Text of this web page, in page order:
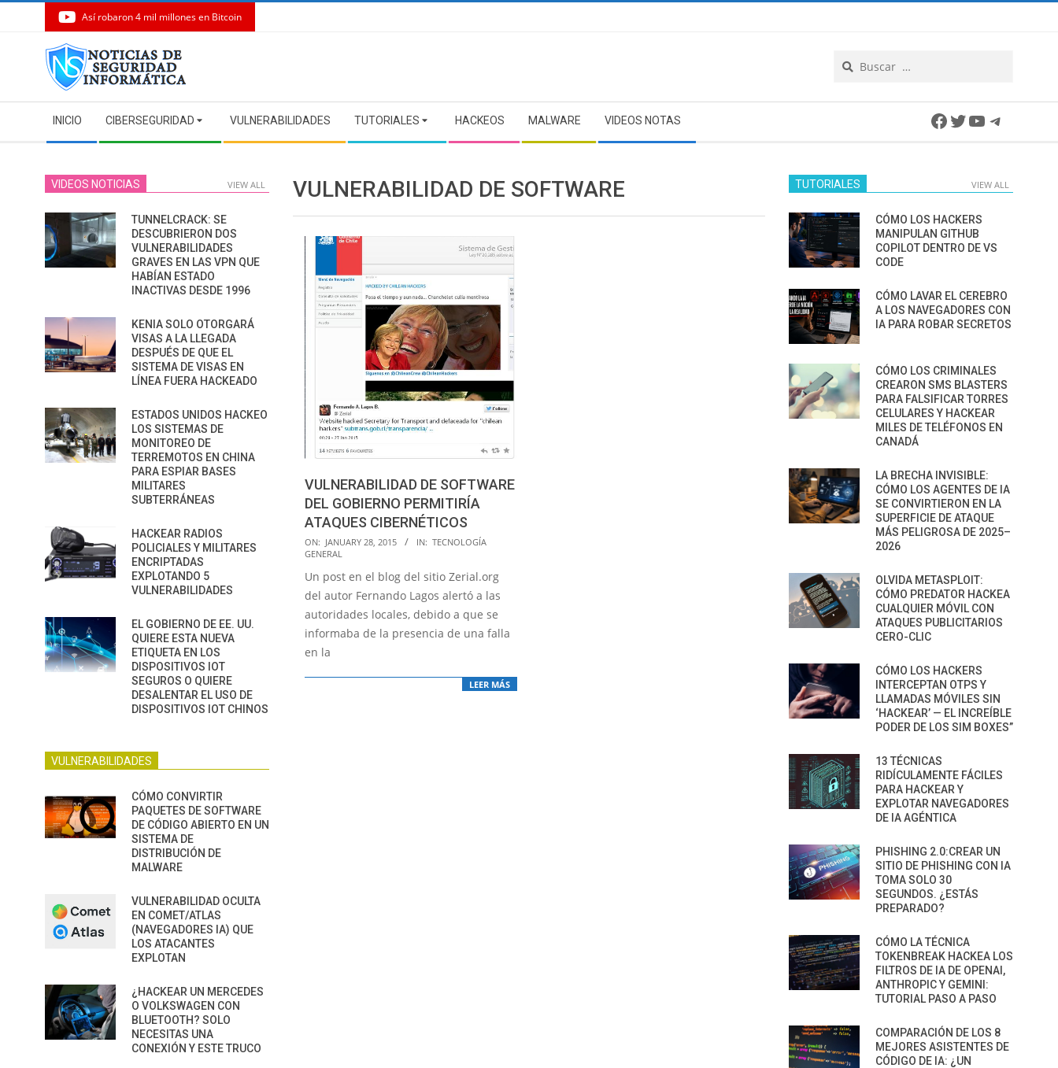
Así robaron 4 mil millones en Bitcoin
Navigation
Menu
INICIO CIBERSEGURIDAD VULNERABILIDADES TUTORIALES HACKEOS MALWARE VIDEOS NOTAS Facebook
Twitter
YouTube
VULNERABILIDAD DE SOFTWARE
VULNERABILIDAD DE SOFTWARE
DEL GOBIERNO PERMITIRÍA
ATAQUES CIBERNÉTICOS
2015-
01-
28
ON: JANUARY 28, 2015 IN: TECNOLOGÍA
GENERAL
Un post en el blog del sitio Zerial.org
del autor Fernando Lagos alertó a las
autoridades locales, debido a que se
informaba de la presencia de una falla
en la
LEER MÁS
VIDEOS NOTICIAS VIEW ALL
TUNNELCRACK: SE
DESCUBRIERON DOS
VULNERABILIDADES
GRAVES EN LAS VPN QUE
HABÍAN ESTADO
INACTIVAS DESDE 1996
KENIA SOLO OTORGARÁ
VISAS A LA LLEGADA
DESPUÉS DE QUE EL
SISTEMA DE VISAS EN
LÍNEA FUERA HACKEADO
ESTADOS UNIDOS HACKEO
LOS SISTEMAS DE
MONITOREO DE
TERREMOTOS EN CHINA
PARA ESPIAR BASES
MILITARES
SUBTERRÁNEAS
HACKEAR RADIOS
POLICIALES Y MILITARES
ENCRIPTADAS
EXPLOTANDO 5
VULNERABILIDADES
EL GOBIERNO DE EE. UU.
QUIERE ESTA NUEVA
ETIQUETA EN LOS
DISPOSITIVOS IOT
SEGUROS O QUIERE
DESALENTAR EL USO DE
DISPOSITIVOS IOT CHINOS
VULNERABILIDADES
CÓMO CONVIRTIR
PAQUETES DE SOFTWARE
DE CÓDIGO ABIERTO EN UN
SISTEMA DE
DISTRIBUCIÓN DE
MALWARE
VULNERABILIDAD OCULTA
EN COMET/ATLAS
(NAVEGADORES IA) QUE
LOS ATACANTES
EXPLOTAN
¿HACKEAR UN MERCEDES
O VOLKSWAGEN CON
BLUETOOTH? SOLO
NECESITAS UNA
CONEXIÓN Y ESTE TRUCO
TUTORIALES VIEW ALL
CÓMO LOS HACKERS
MANIPULAN GITHUB
COPILOT DENTRO DE VS
CODE
CÓMO LAVAR EL CEREBRO
A LOS NAVEGADORES CON
IA PARA ROBAR SECRETOS
CÓMO LOS CRIMINALES
CREARON SMS BLASTERS
PARA FALSIFICAR TORRES
CELULARES Y HACKEAR
MILES DE TELÉFONOS EN
CANADÁ
LA BRECHA INVISIBLE:
CÓMO LOS AGENTES DE IA
SE CONVIRTIERON EN LA
SUPERFICIE DE ATAQUE
MÁS PELIGROSA DE 2025–
2026
OLVIDA METASPLOIT:
CÓMO PREDATOR HACKEA
CUALQUIER MÓVIL CON
ATAQUES PUBLICITARIOS
CERO-CLIC
CÓMO LOS HACKERS
INTERCEPTAN OTPS Y
LLAMADAS MÓVILES SIN
‘HACKEAR’ — EL INCREÍBLE
PODER DE LOS SIM BOXES”
13 TÉCNICAS
RIDÍCULAMENTE FÁCILES
PARA HACKEAR Y
EXPLOTAR NAVEGADORES
DE IA AGÉNTICA
PHISHING 2.0:CREAR UN
SITIO DE PHISHING CON IA
TOMA SOLO 30
SEGUNDOS. ¿ESTÁS
PREPARADO?
CÓMO LA TÉCNICA
TOKENBREAK HACKEA LOS
FILTROS DE IA DE OPENAI,
ANTHROPIC Y GEMINI:
TUTORIAL PASO A PASO
COMPARACIÓN DE LOS 8
MEJORES ASISTENTES DE
CÓDIGO DE IA: ¿UN